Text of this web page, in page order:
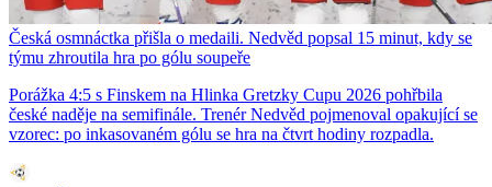
Česká osmnáctka přišla o medaili. Nedvěd popsal 15 minut, kdy se
týmu zhroutila hra po gólu soupeře
Porážka 4:5 s Finskem na Hlinka Gretzky Cupu 2026 pohřbila
české naděje na semifinále. Trenér Nedvěd pojmenoval opakující se
vzorec: po inkasovaném gólu se hra na čtvrt hodiny rozpadla.